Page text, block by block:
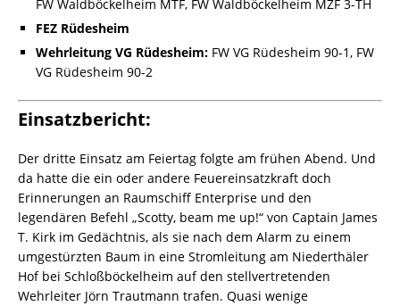
FW Waldböckelheim MTF, FW Waldböckelheim MZF 3-TH
FEZ Rüdesheim
Wehrleitung VG Rüdesheim: FW VG Rüdesheim 90-1, FW
VG Rüdesheim 90-2
Einsatzbericht:
Der dritte Einsatz am Feiertag folgte am frühen Abend. Und
da hatte die ein oder andere Feuereinsatzkraft doch
Erinnerungen an Raumschiff Enterprise und den
legendären Befehl „Scotty, beam me up!“ von Captain James
T. Kirk im Gedächtnis, als sie nach dem Alarm zu einem
umgestürzten Baum in eine Stromleitung am Niederthäler
Hof bei Schloßböckelheim auf den stellvertretenden
Wehrleiter Jörn Trautmann trafen. Quasi wenige